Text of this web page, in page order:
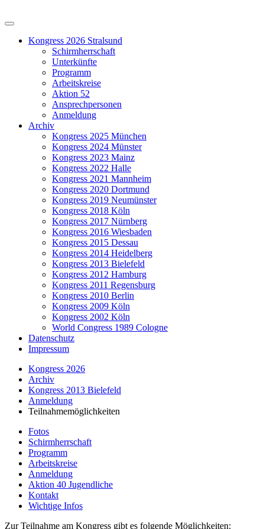
Kongress 2026 Stralsund
Schirmherrschaft
Unterkünfte
Programm
Arbeitskreise
Aktion 52
Ansprechpersonen
Anmeldung
Archiv
Kongress 2025 München
Kongress 2024 Münster
Kongress 2023 Mainz
Kongress 2022 Halle
Kongress 2021 Mannheim
Kongress 2020 Dortmund
Kongress 2019 Neumünster
Kongress 2018 Köln
Kongress 2017 Nürnberg
Kongress 2016 Wiesbaden
Kongress 2015 Dessau
Kongress 2014 Heidelberg
Kongress 2013 Bielefeld
Kongress 2012 Hamburg
Kongress 2011 Regensburg
Kongress 2010 Berlin
Kongress 2009 Köln
Kongress 2002 Köln
World Congress 1989 Cologne
Datenschutz
Impressum
Kongress 2026
Archiv
Kongress 2013 Bielefeld
Anmeldung
Teilnahmemöglichkeiten
Fotos
Schirmherrschaft
Programm
Arbeitskreise
Anmeldung
Aktion 40 Jugendliche
Kontakt
Wichtige Infos
Zur Teilnahme am Kongress gibt es folgende Möglichkeiten: